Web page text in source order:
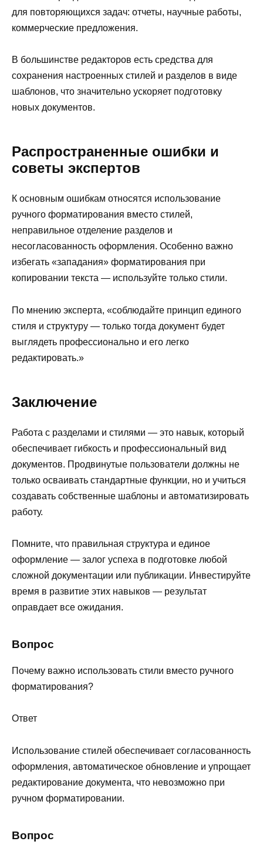
для повторяющихся задач: отчеты, научные работы,
коммерческие предложения.
В большинстве редакторов есть средства для
сохранения настроенных стилей и разделов в виде
шаблонов, что значительно ускоряет подготовку
новых документов.
Распространенные ошибки и
советы экспертов
К основным ошибкам относятся использование
ручного форматирования вместо стилей,
неправильное отделение разделов и
несогласованность оформления. Особенно важно
избегать «западания» форматирования при
копировании текста — используйте только стили.
По мнению эксперта, «соблюдайте принцип единого
стиля и структуру — только тогда документ будет
выглядеть профессионально и его легко
редактировать.»
Заключение
Работа с разделами и стилями — это навык, который
обеспечивает гибкость и профессиональный вид
документов. Продвинутые пользователи должны не
только осваивать стандартные функции, но и учиться
создавать собственные шаблоны и автоматизировать
работу.
Помните, что правильная структура и единое
оформление — залог успеха в подготовке любой
сложной документации или публикации. Инвестируйте
время в развитие этих навыков — результат
оправдает все ожидания.
Вопрос
Почему важно использовать стили вместо ручного
форматирования?
Ответ
Использование стилей обеспечивает согласованность
оформления, автоматическое обновление и упрощает
редактирование документа, что невозможно при
ручном форматировании.
Вопрос